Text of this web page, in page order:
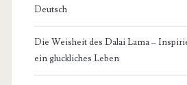
Deutsch
Die Weisheit des Dalai Lama –
ein gluckliches Leben